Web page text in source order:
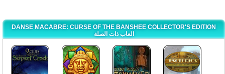
DANSE MACABRE: CURSE OF THE BANSHEE COLLECTOR'S EDITION
العاب ذات الصلة